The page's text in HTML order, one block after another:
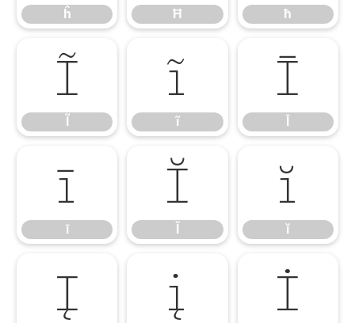
ĥ Ħ ħ
Ĩ ĩ
ĩ
Ī
ī
ī
Ĭ ĭ
ĭ
Į į İ